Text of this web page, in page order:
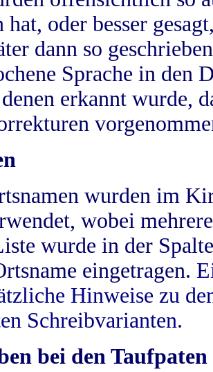
hat, oder besser
dann so
Sprache in
erkannt wurde,
wurden im
wobei
wurde in der
eingetragen.
Hinweise zu
Schreibvarianten.
bei den Taufpaten